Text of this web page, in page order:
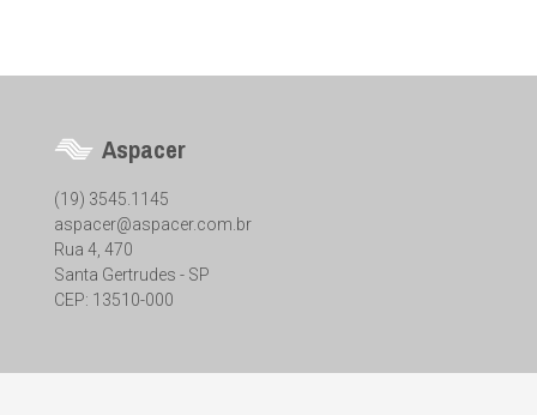
Aspacer
(19) 3545.1145
aspacer@aspacer.com.br
Rua 4, 470
Santa Gertrudes - SP
CEP: 13510-000